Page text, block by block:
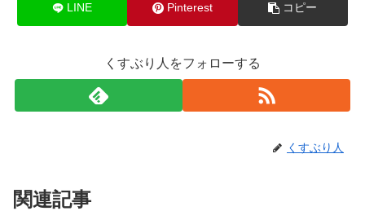
LINE Pinterest コピー
くすぶり人をフォローする
くすぶり人
関連記事